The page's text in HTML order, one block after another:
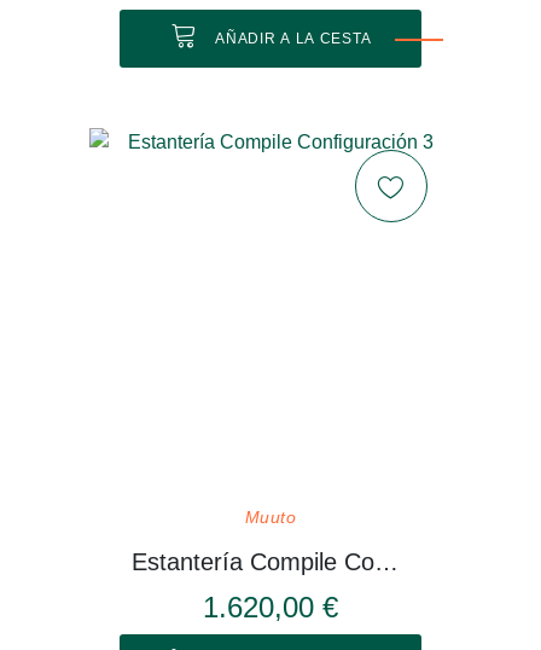
AÑADIR A LA CESTA
Muuto
Estantería Compile Configuración 3
1.620,00 €